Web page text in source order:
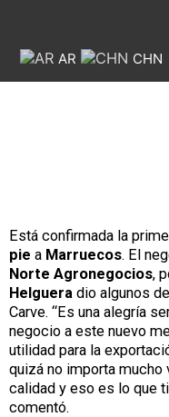
AR CHN
Está confirmada la
pie a Marruecos. El
Norte Agronegocios,
Helguera dio algunos
Carve. “Es una alegría
negocio a este nuevo
utilidad para la
quizá no importa mucho
calidad y eso es lo que
comentó.